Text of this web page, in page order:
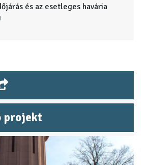
és az esetleges havária
projekt